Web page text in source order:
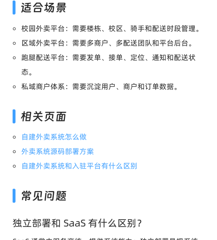
适合场景
校园外卖平台：需要楼栋、校区、骑手和配送时段管理。
区域外卖平台：需要多商户、多配送团队和平台后台。
跑腿配送平台：需要发单、接单、定位、通知和配送状
态。
私域商户体系：需要沉淀用户、商户和订单数据。
相关页面
自建外卖系统怎么做
外卖系统源码部署方案
自建外卖系统和入驻平台有什么区别
常见问题
独立部署和 SaaS 有什么区别？